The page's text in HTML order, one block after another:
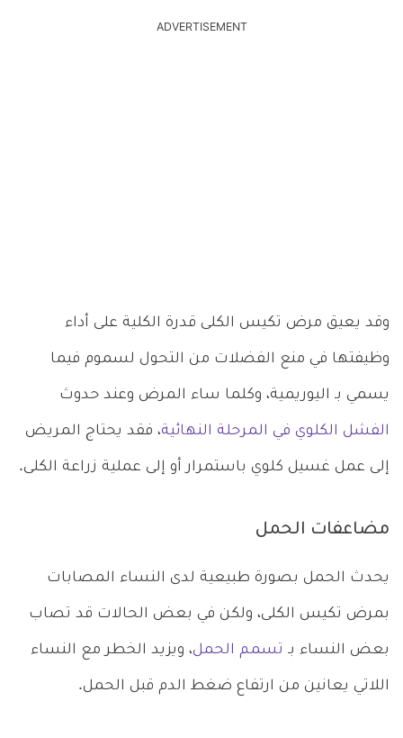
ADVERTISEMENT
وقد يعيق مرض تكيس الكلى قدرة الكلية على أداء
وظيفتها في منع الفضلات من التحول لسموم فيما
يسمي بـ اليوريمية، وكلما ساء المرض وعند حدوث
الفشل الكلوي في المرحلة النهائية، فقد يحتاج المريض
إلى عمل غسيل كلوي باستمرار أو إلى عملية زراعة الكلى.
مضاعفات الحمل
يحدث الحمل بصورة طبيعية لدى النساء المصابات
بمرض تكيس الكلى، ولكن في بعض الحالات قد تصاب
بعض النساء بـ تسمم الحمل، ويزيد الخطر مع النساء
اللاتي يعانين من ارتفاع ضغط الدم قبل الحمل.